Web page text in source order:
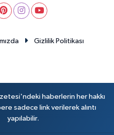
Gizlilik Politikası
haberlerin her hakkı
sadece link verilerek alıntı
yapılabilir.